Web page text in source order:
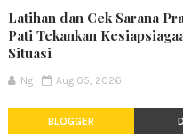
Latihan dan Cek Sarana
Pati Tekankan
Situasi
Ng Aug 05, 2026
BLOGGER